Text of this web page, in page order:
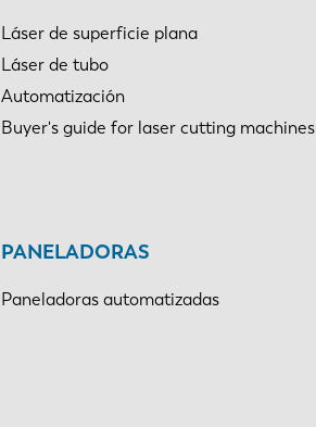
Láser de superficie plana
Láser de tubo
Automatización
Buyer's guide for laser cutting machines
PANELADORAS
Paneladoras automatizadas